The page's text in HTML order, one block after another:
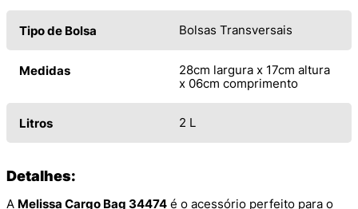
Tipo de Bolsa Bolsas Transversais
Medidas
28cm largura x 17cm altura
x 06cm comprimento
Litros 2 L
Detalhes:
A Melissa Cargo Bag 34474 é o acessório perfeito para o